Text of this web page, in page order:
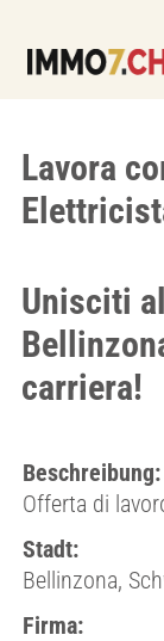
Lavora
Unisciti
carriera!
Beschreibung:
Offerta di
Stadt:
Bellinzona,
Firma: